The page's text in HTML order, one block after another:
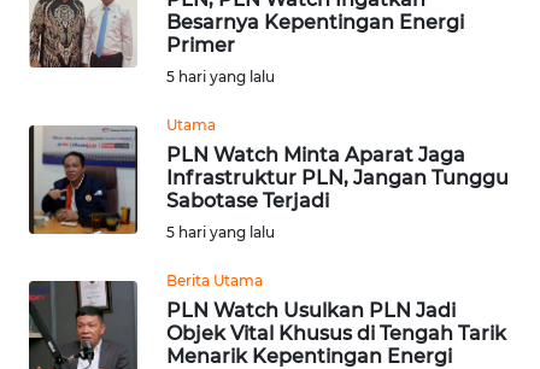
Besarnya Kepentingan Energi
Primer
5 hari yang lalu
Utama
PLN Watch Minta Aparat Jaga
Infrastruktur PLN, Jangan Tunggu
Sabotase Terjadi
5 hari yang lalu
Berita Utama
PLN Watch Usulkan PLN Jadi
Objek Vital Khusus di Tengah Tarik
Menarik Kepentingan Energi
WN
WN
SULBAR
WN
WN
SUMBAR